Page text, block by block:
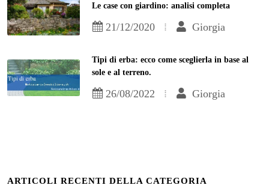
Le case con giardino: analisi completa
21/12/2020 Giorgia
Tipi di erba: ecco come sceglierla in base al
sole e al terreno.
26/08/2022 Giorgia
ARTICOLI RECENTI DELLA CATEGORIA